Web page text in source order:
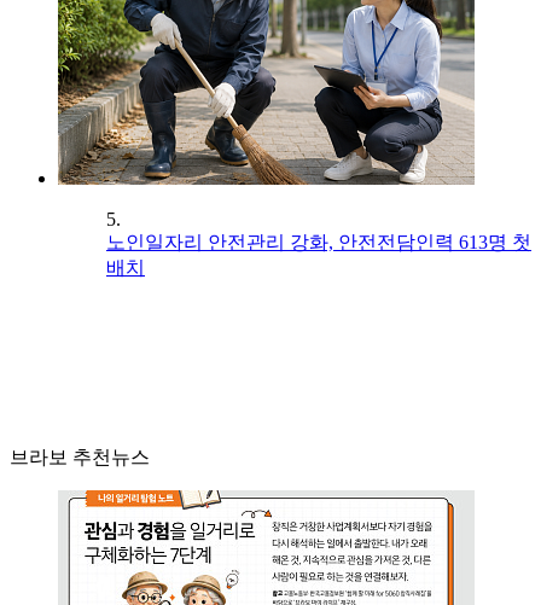
5.
노인일자리 안전관리 강화, 안전전담인력 613명 첫
배치
브라보 추천뉴스